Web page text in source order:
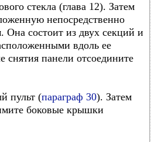
стекла (глава 12). Затем
непосредственно
Она состоит из двух секций и
вдоль ее
снятия панели отсоедините
пульт (параграф 30). Затем
боковые крышки